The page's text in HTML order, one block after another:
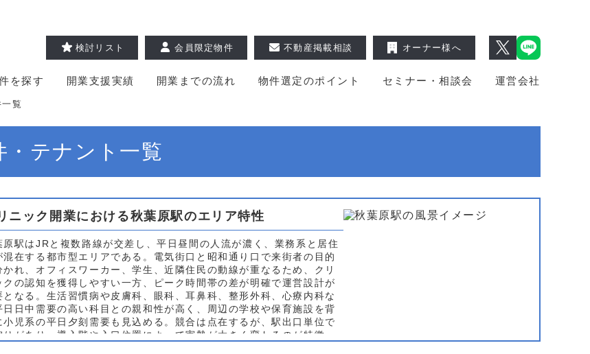
を探す 開業支援実績 開業までの流れ 物件選定のポイント セミナー・相談会 運営会社
検討リスト 会員限定物件 不動産掲載相談 オーナー様へ
覧
テナント一覧
ニック開業における秋葉原駅のエリア特性
原駅はJRと複数路線が交差し、平日昼間の人流が濃く、業務系と居住
混在する都市型エリアである。電気街口と昭和通り口で来街者の目的
かれ、オフィスワーカー、学生、近隣住民の動線が重なるため、クリ
クの認知を獲得しやすい一方、ピーク時間帯の差が明確で運営設計が
となる。生活習慣病や皮膚科、眼科、耳鼻科、整形外科、心療内科な
日日中需要の高い科目との親和性が高く、周辺の学校や保育施設を背
小児系の平日夕刻需要も見込める。競合は点在するが、駅出口単位で
りがあり、導入階や入口位置によって実勢が大きく変わるのが特徴